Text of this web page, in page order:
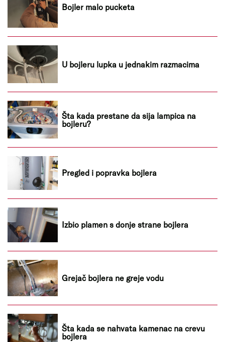
Bojler malo pucketa
U bojleru lupka u jednakim razmacima
Šta kada prestane da sija lampica na
bojleru?
Pregled i popravka bojlera
Izbio plamen s donje strane bojlera
Grejač bojlera ne greje vodu
Šta kada se nahvata kamenac na crevu
bojlera